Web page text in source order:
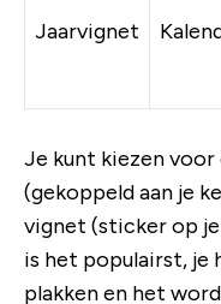
Jaarvignet
Je kunt kiezen
(gekoppeld aan je
vignet (sticker op
is het populairst,
plakken en het